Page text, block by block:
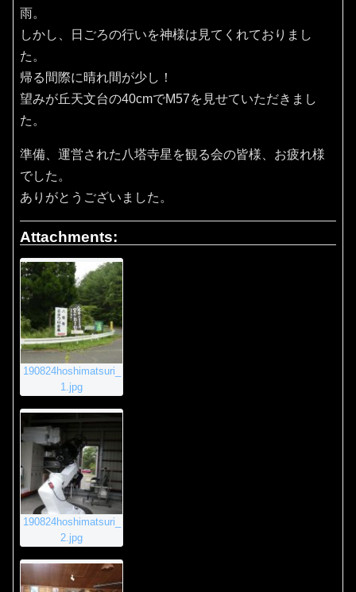
雨。
しかし、日ごろの行いを神様は見てくれておりまし
た。
帰る間際に晴れ間が少し！
望みが丘天文台の40cmでM57を見せていただきまし
た。
準備、運営された八塔寺星を観る会の皆様、お疲れ様
でした。
ありがとうございました。
Attachments:
190824hoshimatsuri_
1.jpg
190824hoshimatsuri_
2.jpg